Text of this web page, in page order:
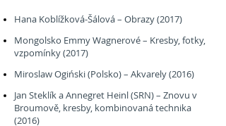
Hana Koblížková-Šálová – Obrazy (2017)
Mongolsko Emmy Wagnerové – Kresby, fotky,
vzpomínky (2017)
Miroslaw Ogiński (Polsko) – Akvarely (2016)
Jan Steklík a Annegret Heinl (SRN) – Znovu v
Broumově, kresby, kombinovaná technika
(2016)